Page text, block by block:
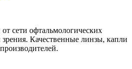
сети офтальмологических
Качественные линзы, капли